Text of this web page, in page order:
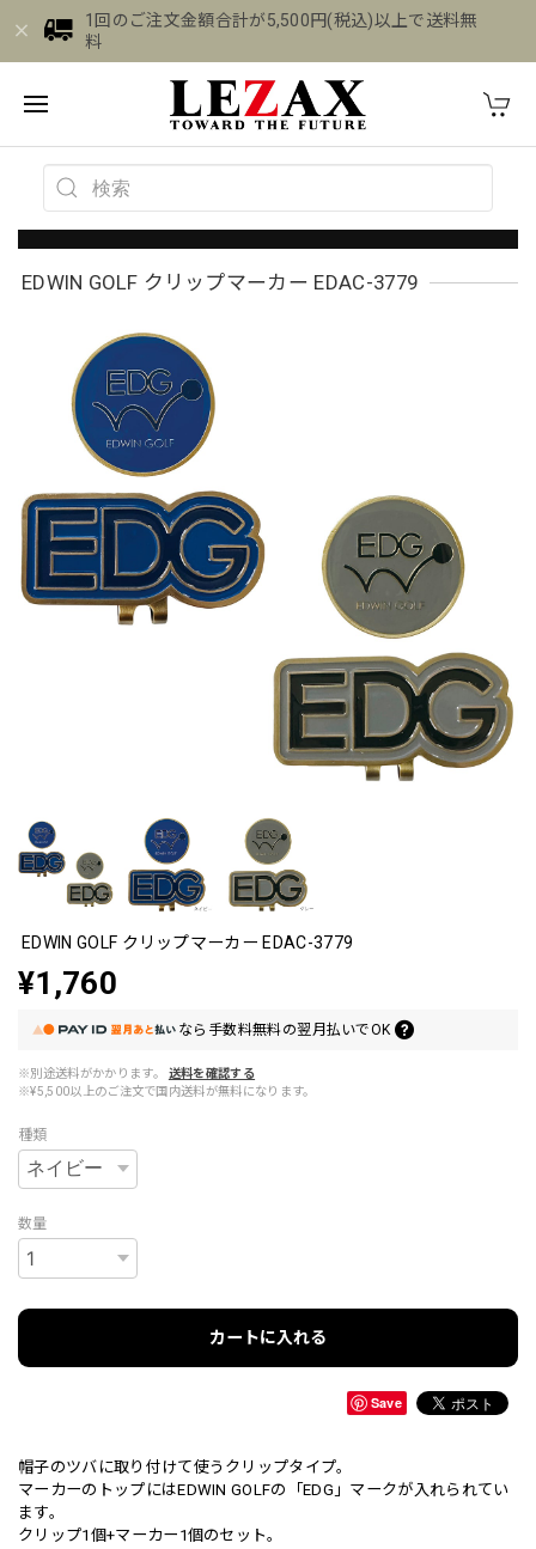
1回のご注文金額合計が5,500円(税込)以上で送料無
料
EDWIN GOLF クリップマーカー EDAC-3779
EDWIN GOLF クリップマーカー EDAC-3779
¥1,760
なら 手数料無料の翌月払いでOK
※別途送料がかかります。
送料を確認する
※¥5,500以上のご注文で国内送料が無料になります。
種類
数量
カートに入れる
Save
帽子のツバに取り付けて使うクリップタイプ。
マーカーのトップにはEDWIN GOLFの「EDG」マークが入れられてい
ます。
クリップ1個+マーカー1個のセット。